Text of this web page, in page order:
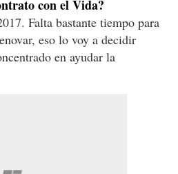
con el Vida?
Falta bastante tiempo para
eso lo voy a decidir
en ayudar la